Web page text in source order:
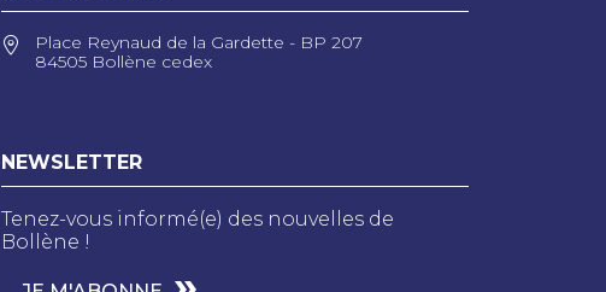
Place Reynaud de la Gardette - BP 207
84505 Bollène cedex
NEWSLETTER
Tenez-vous informé(e) des nouvelles de
Bollène !